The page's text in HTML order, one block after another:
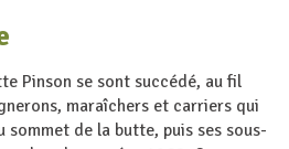
Pinson se sont succédé, au fil
maraîchers et carriers qui
sommet de la butte, puis ses sous-